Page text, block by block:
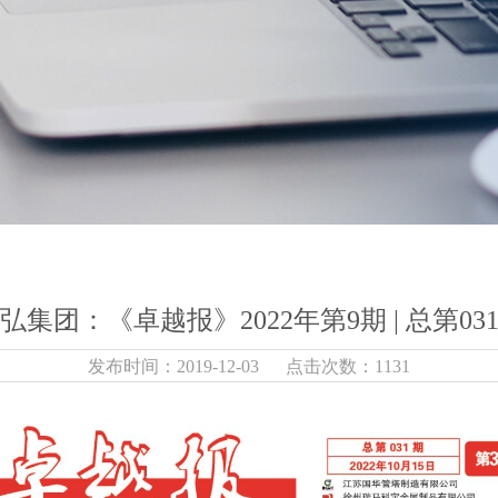
集团：《卓越报》2022年第9期 | 总第
发布时间：2019-12-03 点击次数：1131